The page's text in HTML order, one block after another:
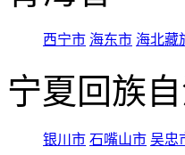
西宁市 海东市 海北藏
宁夏回族
银川市 石嘴山市 吴忠